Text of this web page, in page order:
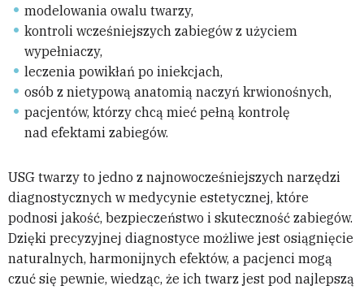
modelowania owalu twarzy,
kontroli wcześniejszych zabiegów z użyciem
wypełniaczy,
leczenia powikłań po iniekcjach,
osób z nietypową anatomią naczyń krwionośnych,
pacjentów, którzy chcą mieć pełną kontrolę
nad efektami zabiegów.
USG twarzy to jedno z najnowocześniejszych narzędzi
diagnostycznych w medycynie estetycznej, które
podnosi jakość, bezpieczeństwo i skuteczność zabiegów.
Dzięki precyzyjnej diagnostyce możliwe jest osiągnięcie
naturalnych, harmonijnych efektów, a pacjenci mogą
czuć się pewnie, wiedząc, że ich twarz jest pod najlepszą